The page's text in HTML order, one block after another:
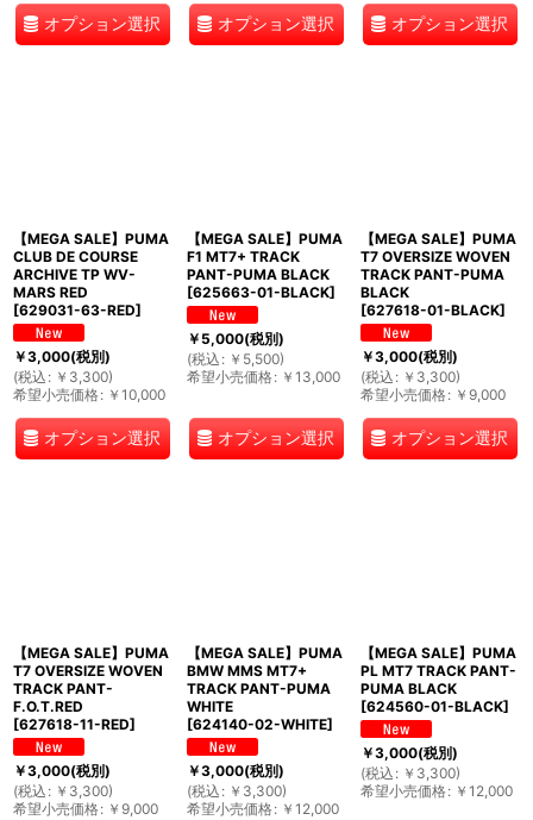
オプション選択 オプション選択 オプション選択
【MEGA SALE】PUMA
CLUB DE COURSE
ARCHIVE TP WV-
MARS RED
[629031-63-RED]
￥3,000(税別)
(税込 : ￥ 3,300)
希望小売価格: ￥ 10,000
オプション選択
【MEGA SALE】PUMA
F1 MT7+ TRACK
PANT-PUMA BLACK
[625663-01-BLACK]
￥5,000(税別)
(税込 : ￥ 5,500)
希望小売価格: ￥ 13,000
オプション選択
【MEGA SALE】PUMA
T7 OVERSIZE WOVEN
TRACK PANT-PUMA
BLACK
[627618-01-BLACK]
￥3,000(税別)
(税込 : ￥ 3,300)
希望小売価格: ￥ 9,000
オプション選択
【MEGA SALE】PUMA
T7 OVERSIZE WOVEN
TRACK PANT-
F.O.T.RED
[627618-11-RED]
￥3,000(税別)
(税込 : ￥ 3,300)
希望小売価格: ￥ 9,000
【MEGA SALE】PUMA
BMW MMS MT7+
TRACK PANT-PUMA
WHITE
[624140-02-WHITE]
￥3,000(税別)
(税込 : ￥ 3,300)
希望小売価格: ￥ 12,000
【MEGA SALE】PUMA
PL MT7 TRACK PANT-
PUMA BLACK
[624560-01-BLACK]
￥3,000(税別)
(税込 : ￥ 3,300)
希望小売価格: ￥ 12,000